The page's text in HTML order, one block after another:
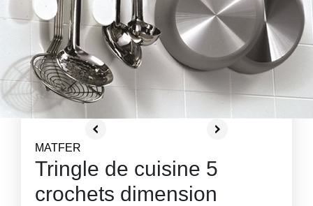
MATFER
Tringle de cuisine 5
crochets dimension